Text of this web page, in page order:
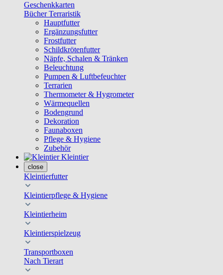
Geschenkkarten
Bücher Terraristik
Hauptfutter
Ergänzungsfutter
Frostfutter
Schildkrötenfutter
Näpfe, Schalen & Tränken
Beleuchtung
Pumpen & Luftbefeuchter
Terrarien
Thermometer & Hygrometer
Wärmequellen
Bodengrund
Dekoration
Faunaboxen
Pflege & Hygiene
Zubehör
Kleintier
close
Kleintierfutter
Kleintierpflege & Hygiene
Kleintierheim
Kleintierspielzeug
Transportboxen
Nach Tierart